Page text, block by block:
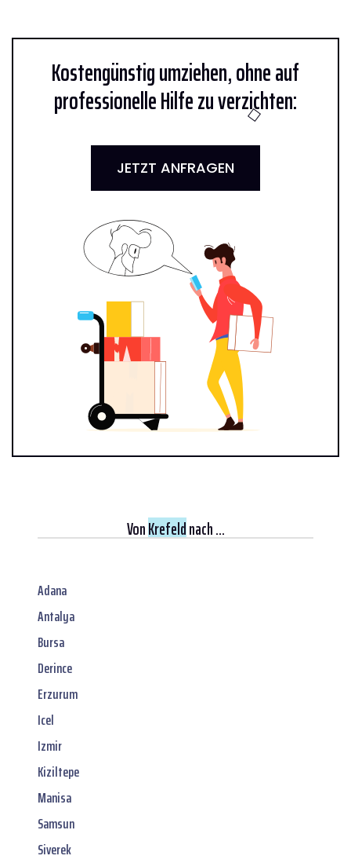
Kostengünstig umziehen, ohne auf
professionelle Hilfe zu verzichten:
JETZT ANFRAGEN
VonKrefeldnach ...
Adana
Antalya
Bursa
Derince
Erzurum
Icel
Izmir
Kiziltepe
Manisa
Samsun
Siverek